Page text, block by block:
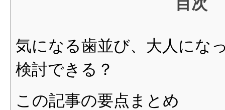
目次
気になる歯並び、大人にな
検討できる？
この記事の要点まとめ